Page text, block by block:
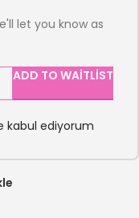
let you know as
ADD TO WAITLIST
kabul ediyorum